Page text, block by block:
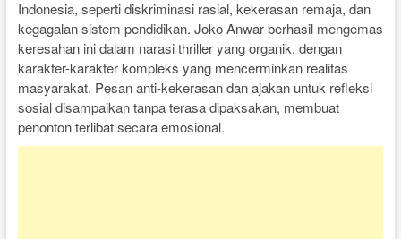
Indonesia, seperti diskriminasi rasial, kekerasan remaja, dan
kegagalan sistem pendidikan. Joko Anwar berhasil mengemas
keresahan ini dalam narasi thriller yang organik, dengan
karakter-karakter kompleks yang mencerminkan realitas
masyarakat. Pesan anti-kekerasan dan ajakan untuk refleksi
sosial disampaikan tanpa terasa dipaksakan, membuat
penonton terlibat secara emosional.